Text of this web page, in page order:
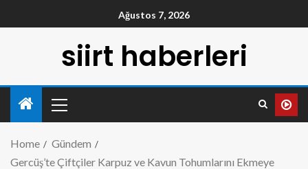
Ağustos 7, 2026
siirt haberleri
Home
Gündem
Gercüş’te Çiftçiler Karpuz ve Kavun Tohumlarını Ekmeye